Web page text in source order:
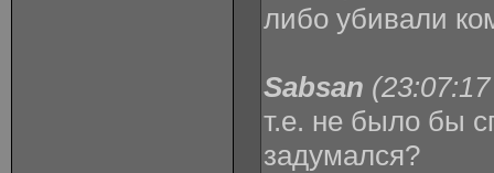
либо убивали
Sabsan
т.е. не было бы
задумался?